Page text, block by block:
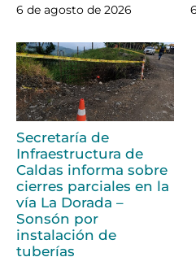
6 de agosto de 2026
Secretaría de
Infraestructura de
Caldas informa sobre
cierres parciales en la
vía La Dorada –
Sonsón por
instalación de
tuberías